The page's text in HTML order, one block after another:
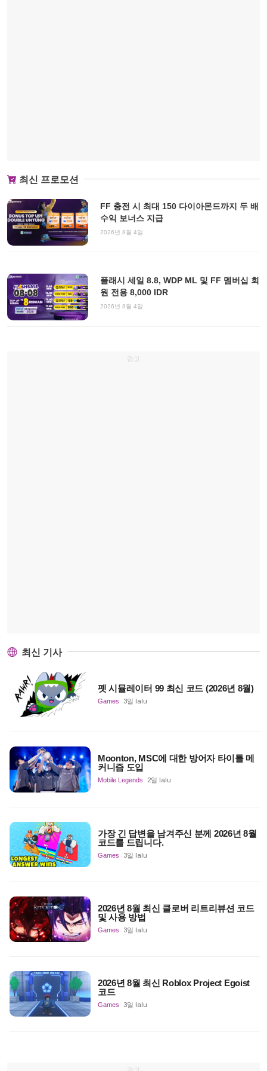
최신 프로모션
FF 충전 시 최대 150 다이아몬드까지 두 배
수익 보너스 지급
2026년 8월 4일
플래시 세일 8.8, WDP ML 및 FF 멤버십 회
원 전용 8,000 IDR
2026년 8월 4일
광고
최신 기사
펫 시뮬레이터 99 최신 코드 (2026년 8월)
Games 3일 lalu
Moonton, MSC에 대한 방어자 타이틀 메
커니즘 도입
Mobile Legends 2일 lalu
가장 긴 답변을 남겨주신 분께 2026년 8월
코드를 드립니다.
Games 3일 lalu
2026년 8월 최신 클로버 리트리뷰션 코드
및 사용 방법
Games 3일 lalu
2026년 8월 최신 Roblox Project Egoist
코드
Games 3일 lalu